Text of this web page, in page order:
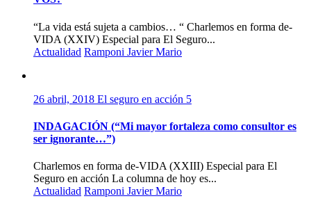
“La vida está sujeta a cambios… “ Charlemos en forma de-
VIDA (XXIV) Especial para El Seguro...
Actualidad Ramponi Javier Mario
26 abril, 2018 El seguro en acción 5
INDAGACIÓN (“Mi mayor fortaleza como consultor es
ser ignorante…”)
Charlemos en forma de-VIDA (XXIII) Especial para El
Seguro en acción La columna de hoy es...
Actualidad Ramponi Javier Mario